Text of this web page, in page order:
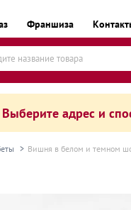
Франшиза
Выберите адрес и
Вишня в белом и темном